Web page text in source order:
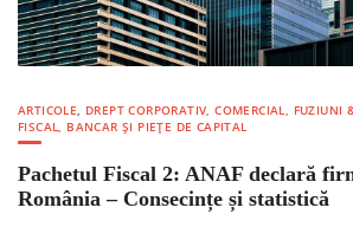
ARTICOLE, DREPT CORPORATIV, COMERCIAL, FUZIUNI
FISCAL, BANCAR ȘI PIEȚE DE CAPITAL
Pachetul Fiscal 2: ANAF declară
România – Consecințe și statistică